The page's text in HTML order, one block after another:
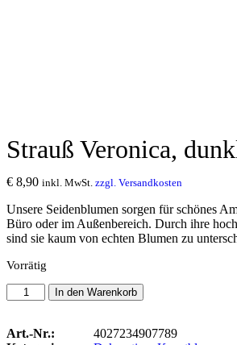
Strauß Veronica,
€ 8,90 inkl. MwSt. zzgl. Versandkosten
Unsere Seidenblumen sorgen für schönes
Büro oder im Außenbereich. Durch ihre
sind sie kaum von echten Blumen zu
Vorrätig
In den Warenkorb
Art.-Nr.:
4027234907789